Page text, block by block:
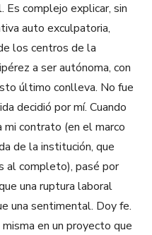
complejo explicar, sin
auto exculpatoria,
los centros de la
a ser autónoma, con
último conlleva. No fue
decidió por mí. Cuando
mi contrato (en el marco
de la institución, que
al completo), pasé por
una ruptura laboral
una sentimental. Doy fe.
en un proyecto que